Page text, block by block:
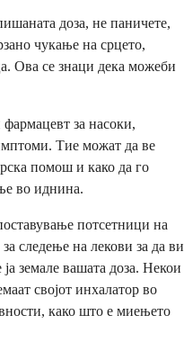
доза, не паничете,
чукање на срцето,
Ова се знаци дека можеби
за насоки,
Тие можат да ве
помош и како да го
во иднина.
потсетници на
следење на лекови за да ви
земале вашата доза. Некои
својот инхалатор во
како што е миењето